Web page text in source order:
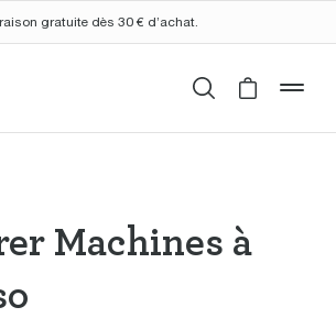
gratuite dès 30 € d’achat.
Rechercher
Cart is
Machines
Machines à